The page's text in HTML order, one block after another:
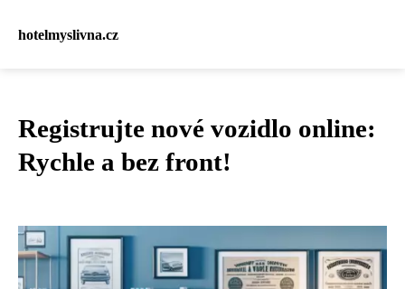
hotelmyslivna.cz
Registrujte nové vozidlo online:
Rychle a bez front!